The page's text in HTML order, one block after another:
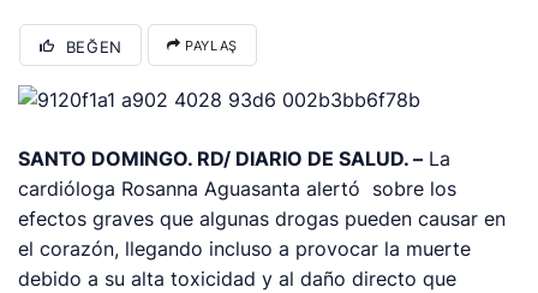
BEĞEN PAYLAŞ
SANTO DOMINGO. RD/ DIARIO DE SALUD. – La
cardióloga Rosanna Aguasanta alertó sobre los
efectos graves que algunas drogas pueden causar en
el corazón, llegando incluso a provocar la muerte
debido a su alta toxicidad y al daño directo que